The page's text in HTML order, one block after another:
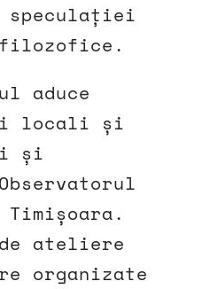
speculației
aduce
locali și
și
ateliere
organizate